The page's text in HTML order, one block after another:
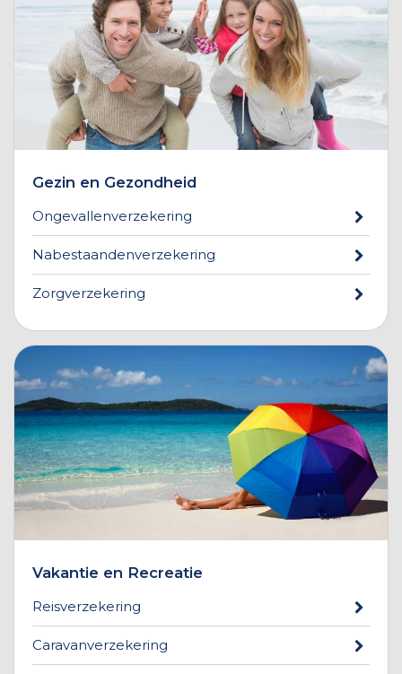
Gezin en Gezondheid
Ongevallenverzekering
Nabestaandenverzekering
Zorgverzekering
Vakantie en Recreatie
Reisverzekering
Caravanverzekering